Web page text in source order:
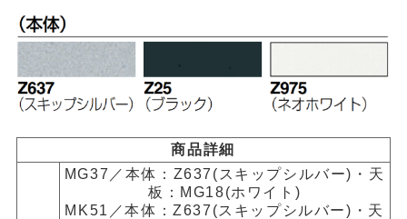
商品詳細
MG37／本体：Z637(スキップシルバー)・天
板：MG18(ホワイト)
MK51／本体：Z637(スキップシルバー)・天